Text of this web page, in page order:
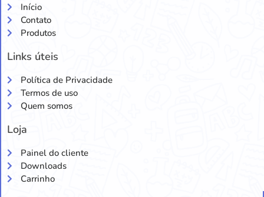
Início
Contato
Produtos
Links úteis
Política de Privacidade
Termos de uso
Quem somos
Loja
Painel do cliente
Downloads
Carrinho